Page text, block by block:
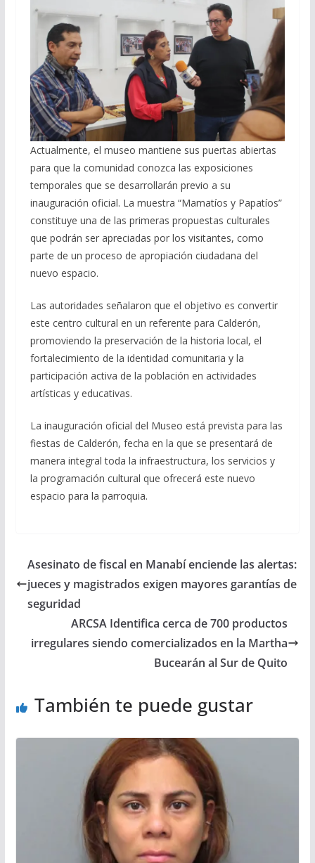
Actualmente, el museo mantiene sus puertas abiertas
para que la comunidad conozca las exposiciones
temporales que se desarrollarán previo a su
inauguración oficial. La muestra “Mamatíos y Papatíos”
constituye una de las primeras propuestas culturales
que podrán ser apreciadas por los visitantes, como
parte de un proceso de apropiación ciudadana del
nuevo espacio.
Las autoridades señalaron que el objetivo es convertir
este centro cultural en un referente para Calderón,
promoviendo la preservación de la historia local, el
fortalecimiento de la identidad comunitaria y la
participación activa de la población en actividades
artísticas y educativas.
La inauguración oficial del Museo está prevista para las
fiestas de Calderón, fecha en la que se presentará de
manera integral toda la infraestructura, los servicios y
la programación cultural que ofrecerá este nuevo
espacio para la parroquia.
Asesinato de fiscal en Manabí enciende las alertas:
jueces y magistrados exigen mayores garantías de
seguridad
ARCSA Identifica cerca de 700 productos
irregulares siendo comercializados en la Martha
Bucearán al Sur de Quito
También te puede gustar